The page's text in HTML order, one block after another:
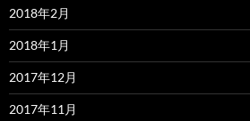
2018年2月
2018年1月
2017年12月
2017年11月